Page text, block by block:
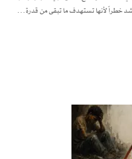
خطراً لأنها تستهدف ما تبقى من قدرة…